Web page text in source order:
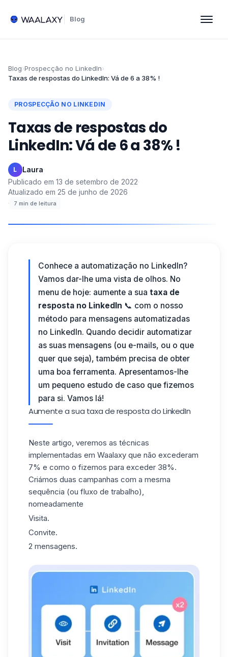
Blog
Blog›Prospecção no LinkedIn›
Taxas de respostas do LinkedIn: Vá de 6 a 38% !
PROSPECÇÃO NO LINKEDIN
Taxas de respostas do
LinkedIn: Vá de 6 a 38% !
L Laura·
Publicado em 13 de setembro de 2022·
Atualizado em 25 de junho de 2026
·
7 min de leitura
Conhece a automatização no LinkedIn?
Vamos dar-lhe uma vista de olhos. No
menu de hoje: aumente a sua taxa de
resposta no LinkedIn 📞 com o nosso
método para mensagens automatizadas
no LinkedIn. Quando decidir automatizar
as suas mensagens (ou e-mails, ou o que
quer que seja), também precisa de obter
uma boa ferramenta. Apresentamos-lhe
um pequeno estudo de caso que fizemos
para si. Vamos lá!
Aumente a sua taxa de resposta do LinkedIn
Neste artigo, veremos as técnicas
implementadas em Waalaxy que não excederam
7% e como o fizemos para exceder 38%.
Criámos duas campanhas com a mesma
sequência (ou fluxo de trabalho),
nomeadamente
Visita.
Convite.
2 mensagens.